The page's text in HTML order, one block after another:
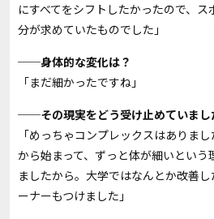
にすべてをシフトしたかったので、
分が求めていたものでした」
──身体的な変化は？
「まだ細かったですね」
──その現実をどう受け止めていまし
「めっちゃコンプレックスはありま
から始まって、ずっと体が細いとい
ましたから。大学ではなんとか改善
ーナーもつけました」